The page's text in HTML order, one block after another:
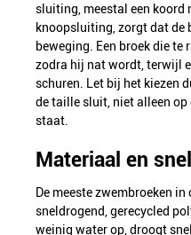
sluiting, meestal een koord
knoopsluiting, zorgt dat
beweging. Een broek die
zodra hij nat wordt, terwijl
schuren. Let bij het kiezen
de taille sluit, niet alleen op
staat.
Materiaal en
De meeste zwembroeken
sneldrogend, gerecycled
weinig water op, droogt